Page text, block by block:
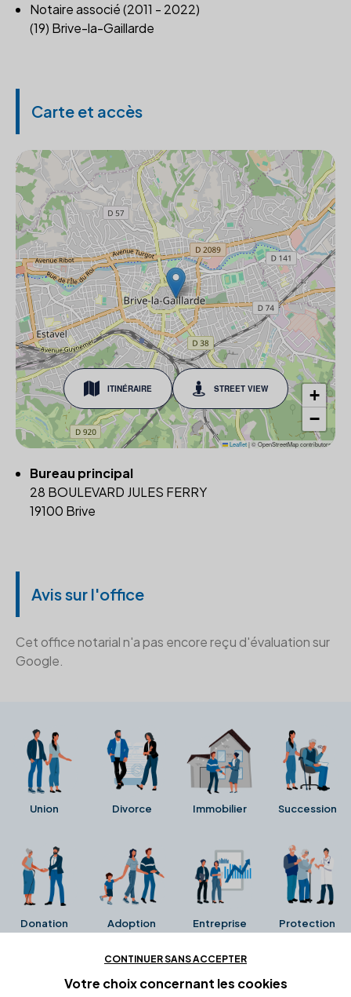
Notaire associé (2011 - 2022)
(19) Brive-la-Gaillarde
Carte et accès
ITINÉRAIRE STREET VIEW
+
−
Leaflet|© OpenStreetMap contributors
Bureau principal
28 BOULEVARD JULES FERRY
19100 Brive
Avis sur l'office
Cet office notarial n'a pas encore reçu d'évaluation sur
Google.
Union Divorce Immobilier Succession
Donation Adoption Entreprise Protection
Ces avis proviennent directement de la fiche Google
CONTINUER SANS ACCEPTER
Votre choix concernant les cookies